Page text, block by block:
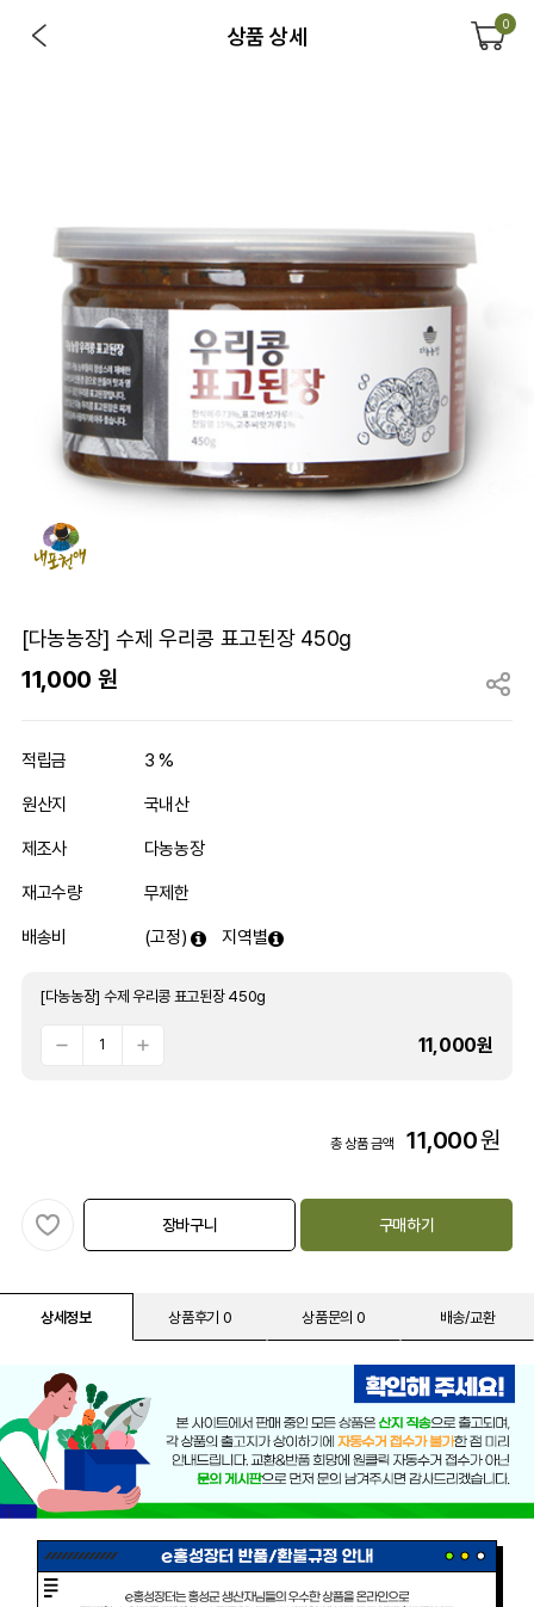
상품 상세 0
[다농농장] 수제 우리콩 표고된장 450g
11,000 원
적립금 3 %
원산지 국내산
제조사 다농농장
재고수량 무제한
배송비 (고정) 지역별
[다농농장] 수제 우리콩 표고된장 450g
11,000원
총 상품 금액 11,000원
장바구니 구매하기
상세정보 상품후기 0 상품문의 0 배송/교환